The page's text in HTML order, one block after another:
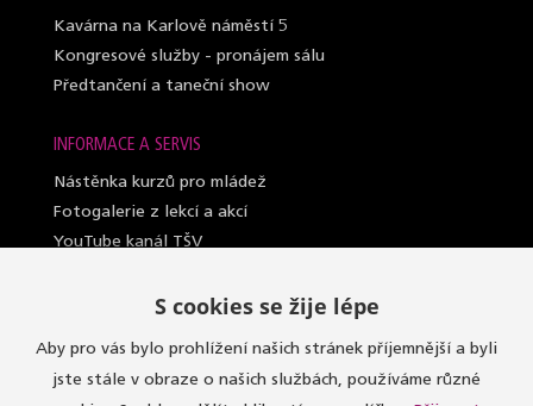
Kavárna na Karlově náměstí 5
Kongresové služby - pronájem sálu
Předtančení a taneční show
INFORMACE A SERVIS
Nástěnka kurzů pro mládež
Fotogalerie z lekcí a akcí
YouTube kanál TŠV
Nahrazování lekcí (dospělí a lady)
Sály, kde učíme
Oblečení do kurzů
S cookies se žije lépe
Aby pro vás bylo prohlížení našich stránek příjemnější a byli
jste stále v obraze o našich službách, používáme různé